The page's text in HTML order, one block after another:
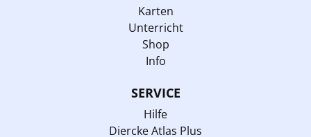
Karten
Unterricht
Shop
Info
SERVICE
Hilfe
Diercke Atlas Plus